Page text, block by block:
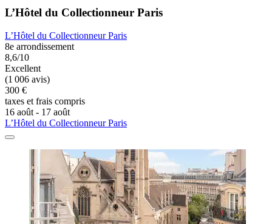
L’Hôtel du Collectionneur Paris
L’Hôtel du Collectionneur Paris
8e arrondissement
8,6/10
Excellent
(1 006 avis)
300 €
taxes et frais compris
16 août - 17 août
L’Hôtel du Collectionneur Paris